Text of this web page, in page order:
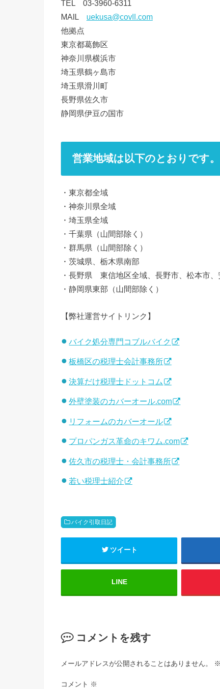
TEL 03-3960-6311
MAIL uekusa@covll.com
他拠点
東京都葛飾区
神奈川県横浜市
埼玉県鶴ヶ島市
埼玉県滑川町
長野県佐久市
静岡県伊豆の国市
営業地域は以下のとおりです。
・東京都全域
・神奈川県全域
・埼玉県全域
・千葉県（山間部除く）
・群馬県（山間部除く）
・茨城県、栃木県南部
・長野県 東信地区全域、長野市、松本市、
・静岡県東部（山間部除く）
【弊社運営サイトリンク】
バイク処分専門コブルバイク
板橋区の税理士会計事務所
決算だけ税理士ドットコム
外壁塗装のカバーオール.com
リフォームのカバーオール
プロパンガス革命のキワム.com
佐久市の税理士・会計事務所
若い税理士紹介
バイク引取日記
ツイート
LINE
コメントを残す
メールアドレスが公開されることはありません。 ※
コメント ※